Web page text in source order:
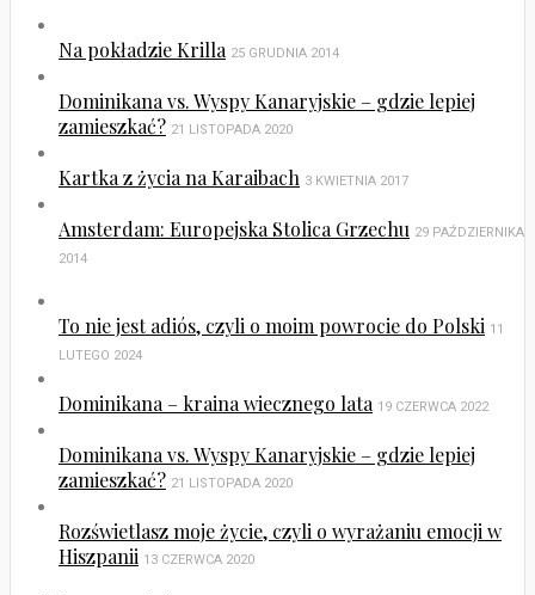
Na pokładzie Krilla 25 GRUDNIA 2014
Dominikana vs. Wyspy Kanaryjskie – gdzie lepiej
zamieszkać? 21 LISTOPADA 2020
Kartka z życia na Karaibach 3 KWIETNIA 2017
Amsterdam: Europejska Stolica Grzechu 29 PAŹDZIERNIKA
2014
To nie jest adiós, czyli o moim powrocie do Polski 11
LUTEGO 2024
Dominikana – kraina wiecznego lata 19 CZERWCA 2022
Dominikana vs. Wyspy Kanaryjskie – gdzie lepiej
zamieszkać? 21 LISTOPADA 2020
Rozświetlasz moje życie, czyli o wyrażaniu emocji w
Hiszpanii 13 CZERWCA 2020